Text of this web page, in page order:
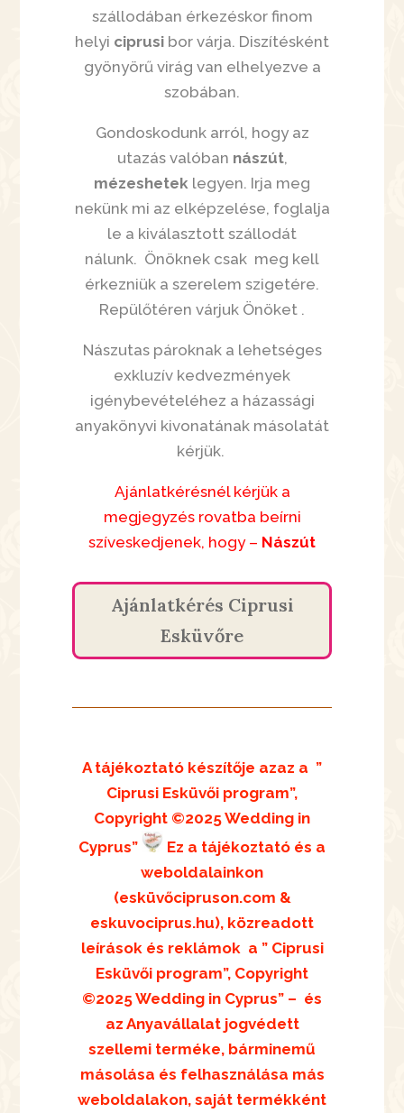
szállodában érkezéskor finom
helyi ciprusi bor várja. Diszítésként
gyönyörű virág van elhelyezve a
szobában.
Gondoskodunk arról, hogy az
utazás valóban nászút,
mézeshetek legyen. Irja meg
nekünk mi az elképzelése, foglalja
le a kiválasztott szállodát
nálunk. Önöknek csak meg kell
érkezniük a szerelem szigetére.
Repülőtéren várjuk Önöket .
Nászutas pároknak a lehetséges
exkluzív kedvezmények
igénybevételéhez a házassági
anyakönyvi kivonatának másolatát
kérjük.
Ajánlatkérésnél kérjük a
megjegyzés rovatba beírni
szíveskedjenek, hogy – Nászút
Ajánlatkérés Ciprusi
Esküvőre
A tájékoztató készítője azaz a ”
Ciprusi Esküvői program”,
Copyright ©2025 Wedding in
Cyprus”
Ez a tájékoztató és a
weboldalainkon
(esküvőcipruson.com &
eskuvociprus.hu), közreadott
leírások és reklámok a ” Ciprusi
Esküvői program”, Copyright
©2025 Wedding in Cyprus” – és
az Anyavállalat jogvédett
szellemi terméke, bárminemű
másolása és felhasználása más
weboldalakon, saját termékként